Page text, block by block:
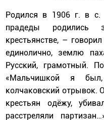
Родился в 1906 г. в с.
прадеды
крестьянстве, –
единолично, землю
Русский, грамотный.
«Мальчишкой я
колчаковский отрывок.
крестьян одёжу,
расстреляли